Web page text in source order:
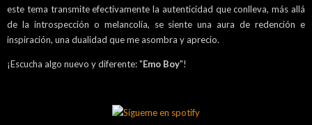
este tema transmite efectivamente la autenticidad que conlleva, más allá
de la introspección o melancolía, se siente una aura de redención e
inspiración, una dualidad que me asombra y aprecio.
¡Escucha algo nuevo y diferente: "Emo Boy"!